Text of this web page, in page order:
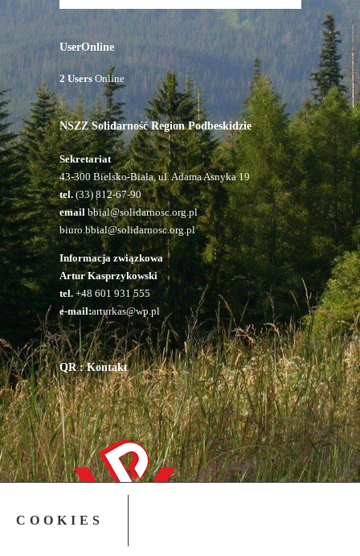
COOKIES
UserOnline
2 UsersOnline
NSZZ Solidarność Region Podbeskidzie
Sekretariat
43-300 Bielsko-Biała, ul. Adama Asnyka 19
tel.(33) 812-67-90
emailbbial@solidarnosc.org.pl
biuro.bbial@solidarnosc.org.pl
Informacja związkowa
Artur Kasprzykowski
tel.+48 601 931 555
e-mail:arturkas@wp.pl
QR : Kontakt